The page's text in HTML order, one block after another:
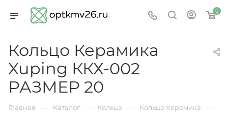
0
Кольцо Керамика
Xuping ККХ-002
РАЗМЕР 20
Главная — Каталог — Кольца — Кольцо Керамика —